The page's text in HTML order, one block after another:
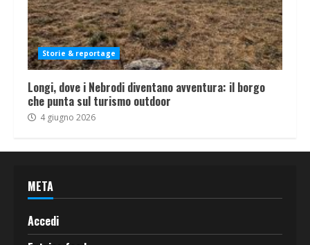
Storie & reportage
Longi, dove i Nebrodi diventano avventura: il borgo
che punta sul turismo outdoor
4 giugno 2026
META
Accedi